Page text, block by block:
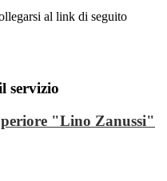
al link di seguito
servizio
"Lino Zanussi"